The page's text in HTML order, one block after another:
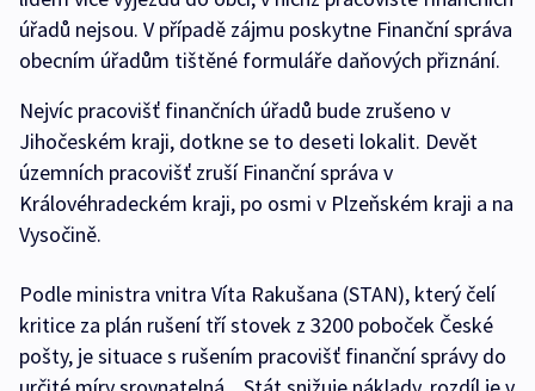
úřadů nejsou. V případě zájmu poskytne Finanční správa
obecním úřadům tištěné formuláře daňových přiznání.
Nejvíc pracovišť finančních úřadů bude zrušeno v
Jihočeském kraji, dotkne se to deseti lokalit. Devět
územních pracovišť zruší Finanční správa v
Královéhradeckém kraji, po osmi v Plzeňském kraji a na
Vysočině.
Podle ministra vnitra Víta Rakušana (STAN), který čelí
kritice za plán rušení tří stovek z 3200 poboček České
pošty, je situace s rušením pracovišť finanční správy do